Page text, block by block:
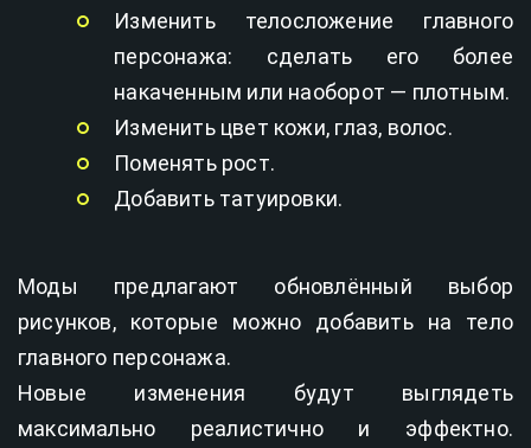
Изменить телосложение главного
персонажа: сделать его более
накаченным или наоборот — плотным.
Изменить цвет кожи, глаз, волос.
Поменять рост.
Добавить татуировки.
Моды предлагают обновлённый выбор
рисунков, которые можно добавить на тело
главного персонажа.
Новые изменения будут выглядеть
максимально реалистично и эффектно.